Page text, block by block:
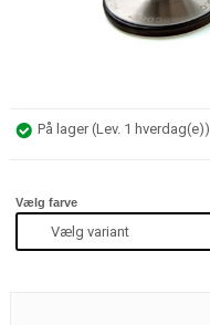
På lager(Lev. 1 hverdag(e))
Vælg farve